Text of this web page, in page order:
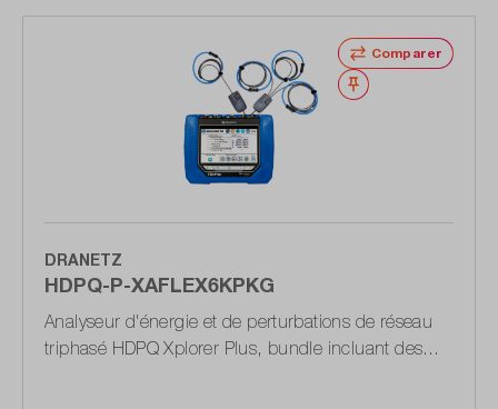
Comparer
Noter
DRANETZ
HDPQ-P-XAFLEX6KPKG
Analyseur d'énergie et de perturbations de réseau
triphasé HDPQ Xplorer Plus, bundle incluant des